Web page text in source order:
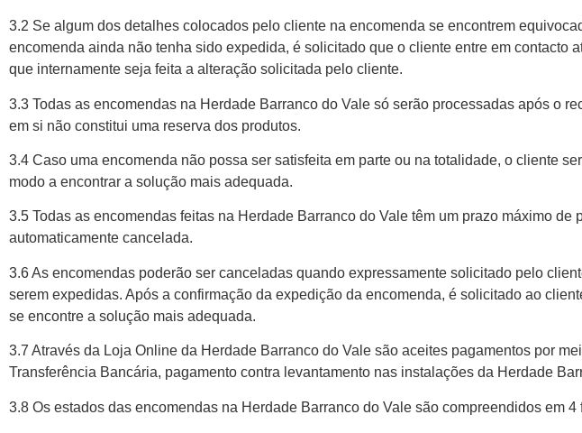
3.2 Se algum dos detalhes colocados pelo cliente na encomenda se encontrem
encomenda ainda não tenha sido expedida, é solicitado que o cliente entre em contacto
que internamente seja feita a alteração solicitada pelo cliente.
3.3 Todas as encomendas na Herdade Barranco do Vale só serão processadas após o
em si não constitui uma reserva dos produtos.
3.4 Caso uma encomenda não possa ser satisfeita em parte ou na totalidade, o cliente
modo a encontrar a solução mais adequada.
3.5 Todas as encomendas feitas na Herdade Barranco do Vale têm um prazo máximo
automaticamente cancelada.
3.6 As encomendas poderão ser canceladas quando expressamente solicitado pelo
serem expedidas. Após a confirmação da expedição da encomenda, é solicitado ao
se encontre a solução mais adequada.
3.7 Através da Loja Online da Herdade Barranco do Vale são aceites pagamentos por
Transferência Bancária, pagamento contra levantamento nas instalações da Herdade
3.8 Os estados das encomendas na Herdade Barranco do Vale são compreendidos em